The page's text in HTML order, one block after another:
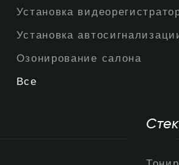
Установка
Установка
Озонирование салона
Все